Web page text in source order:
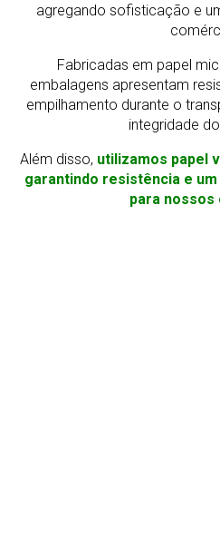
agregando sofisticação e
Fabricadas em papel
embalagens apresentam
empilhamento durante o
integridade
Além disso, utilizamos papel
garantindo resistência e
para nossos